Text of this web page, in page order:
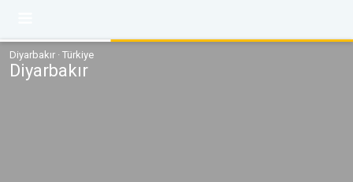
Diyarbakır · Türkiye
Diyarbakır